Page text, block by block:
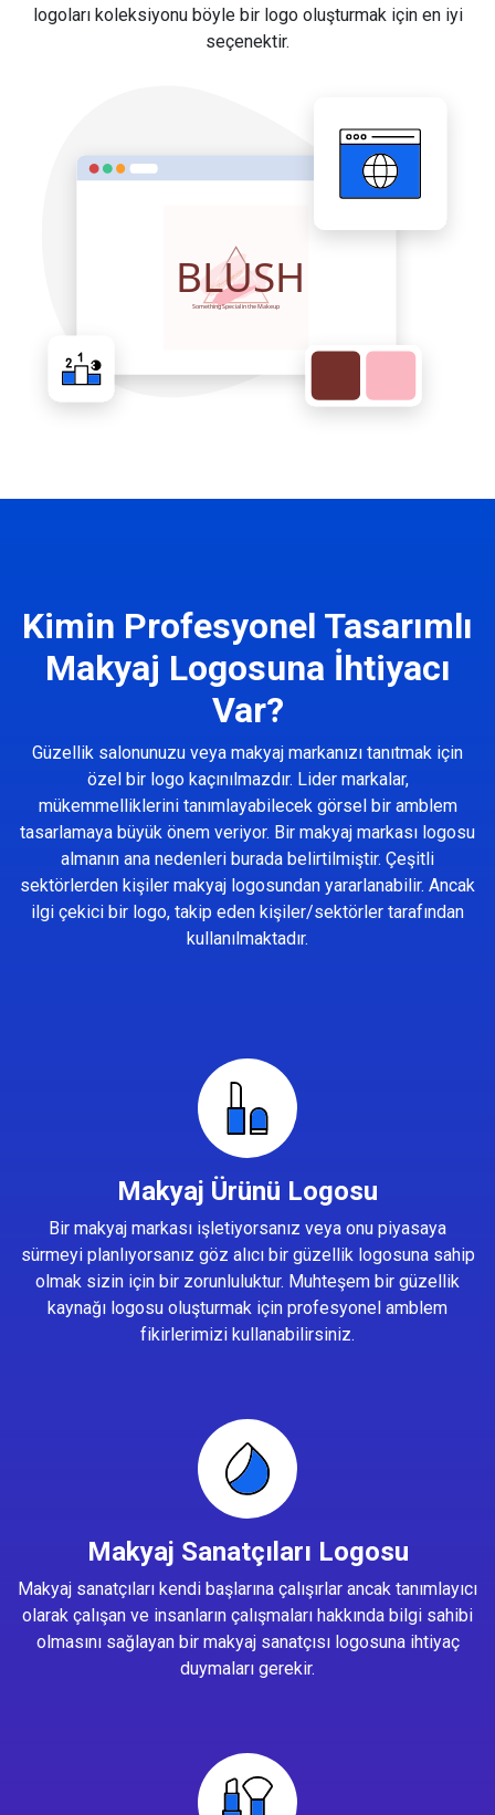
logoları koleksiyonu böyle bir logo oluşturmak için en iyi
seçenektir.
Kimin Profesyonel Tasarımlı
Makyaj Logosuna İhtiyacı
Var?
Güzellik salonunuzu veya makyaj markanızı tanıtmak için
özel bir logo kaçınılmazdır. Lider markalar,
mükemmelliklerini tanımlayabilecek görsel bir amblem
tasarlamaya büyük önem veriyor. Bir makyaj markası logosu
almanın ana nedenleri burada belirtilmiştir. Çeşitli
sektörlerden kişiler makyaj logosundan yararlanabilir. Ancak
ilgi çekici bir logo, takip eden kişiler/sektörler tarafından
kullanılmaktadır.
Makyaj Ürünü Logosu
Bir makyaj markası işletiyorsanız veya onu piyasaya
sürmeyi planlıyorsanız göz alıcı bir güzellik logosuna sahip
olmak sizin için bir zorunluluktur. Muhteşem bir güzellik
kaynağı logosu oluşturmak için profesyonel amblem
fikirlerimizi kullanabilirsiniz.
Makyaj Sanatçıları Logosu
Makyaj sanatçıları kendi başlarına çalışırlar ancak tanımlayıcı
olarak çalışan ve insanların çalışmaları hakkında bilgi sahibi
olmasını sağlayan bir makyaj sanatçısı logosuna ihtiyaç
duymaları gerekir.